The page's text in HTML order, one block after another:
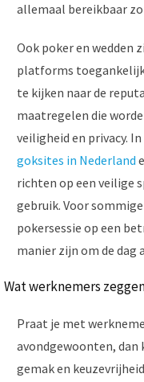
allemaal bereikbaar
Ook poker en wedden
platforms
te kijken naar de
maatregelen die
veiligheid en privacy.
goksites in Nederland
richten op een veilige
gebruik. Voor
pokersessie op een
manier zijn om de dag
Wat werknemers
Praat je met
avondgewoonten,
gemak en